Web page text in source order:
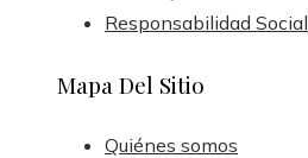
Responsabilidad Social
Mapa Del Sitio
Quiénes somos